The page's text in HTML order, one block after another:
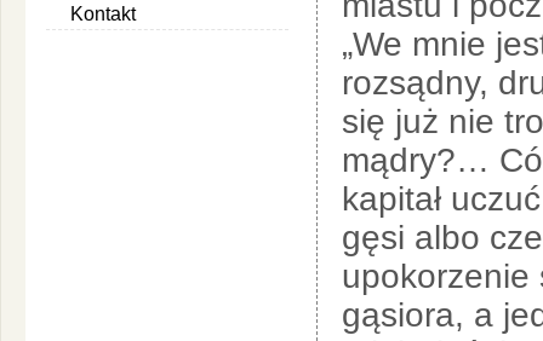
Kontakt
„We mnie
rozsądny,
się już nie
mądry?…
kapitał
gęsi albo
upokorzenie
gąsiora, a